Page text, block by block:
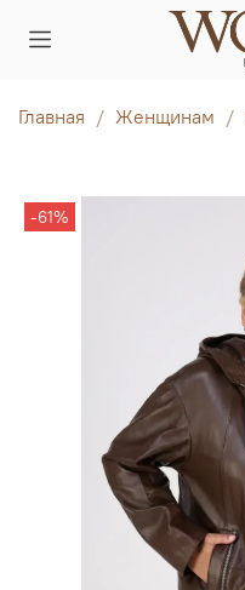
Главная Женщинам
-61%